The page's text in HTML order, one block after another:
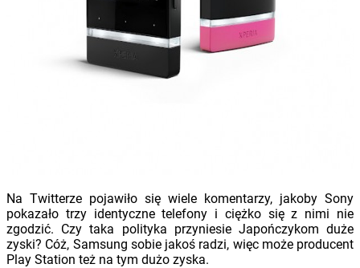
Na Twitterze pojawiło się wiele komentarzy, jakoby Sony
pokazało trzy identyczne telefony i ciężko się z nimi nie
zgodzić. Czy taka polityka przyniesie Japończykom duże
zyski? Cóż, Samsung sobie jakoś radzi, więc może producent
Play Station też na tym dużo zyska.